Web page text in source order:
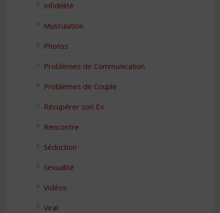
Infidélité
Musculation
Photos
Problèmes de Communication
Problèmes de Couple
Récupérer son Ex
Rencontre
Séduction
Sexualité
Vidéos
Viral